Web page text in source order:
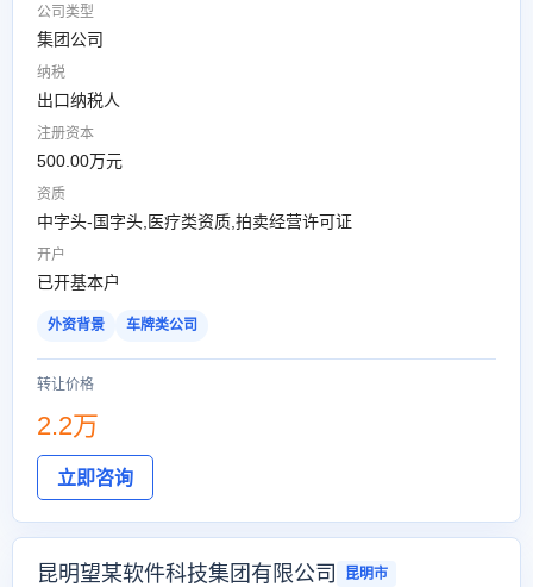
公司类型
集团公司
纳税
出口纳税人
注册资本
500.00万元
资质
中字头-国字头,医疗类资质,拍卖经营许可证
开户
已开基本户
外资背景 车牌类公司
转让价格
2.2万
立即咨询
昆明望某软件科技集团有限公司 昆明市